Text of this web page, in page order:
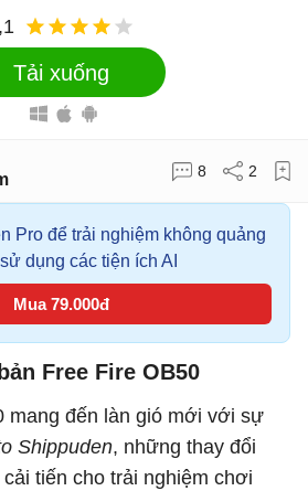
Tải xuống
8 2
Pro để trải nghiệm không quảng
dụng các tiện ích AI
Mua 79.000đ
Free Fire OB50
mang đến làn gió mới với sự
Shippuden, những thay đổi
tiến cho trải nghiệm chơi